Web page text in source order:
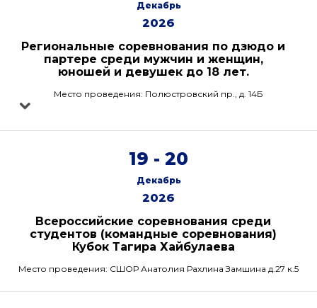
Декабрь
2026
Региональные соревнования по дзюдо и
партере среди мужчин и женщин,
юношей и девушек до 18 лет.
Место проведения: Полюстровский пр., д. 14Б
19 - 20
Декабрь
2026
Всероссийские соревнования среди
студентов (командные соревнования)
Кубок Тагира Хайбулаева
Место проведения: СШОР Анатолия Рахлина Замшина д.27 к.5